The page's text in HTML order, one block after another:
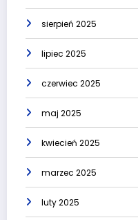
sierpień 2025
lipiec 2025
czerwiec 2025
maj 2025
kwiecień 2025
marzec 2025
luty 2025